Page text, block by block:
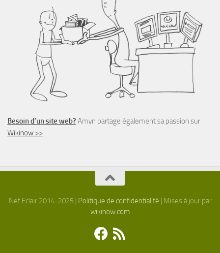
Besoin d’un site web? Amyn partage également sa passion sur
Wikinow >>
Net Eclair 2014-2025 | Politique de confidentialité | Mises à jour par
wikinow.com